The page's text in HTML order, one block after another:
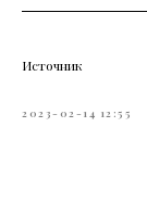
Источник
2023-02-14 12:55